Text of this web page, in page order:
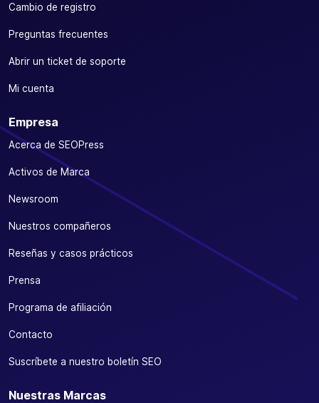
Cambio de registro
Preguntas frecuentes
Abrir un ticket de soporte
Mi cuenta
Empresa
Acerca de SEOPress
Activos de Marca
Newsroom
Nuestros compañeros
Reseñas y casos prácticos
Prensa
Programa de afiliación
Contacto
Suscríbete a nuestro boletín SEO
Nuestras Marcas